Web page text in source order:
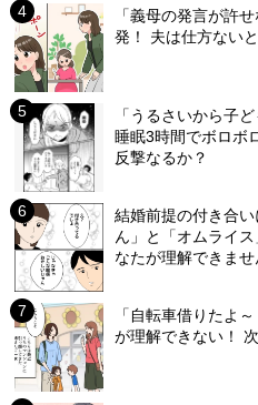
「義母の発言が許
発！ 夫は仕方ない
「うるさいから子
睡眠3時間でボロボ
反撃なるか？
結婚前提の付き合
ん」と「オムライ
なたが理解できませ
「自転車借りたよ
が理解できない！